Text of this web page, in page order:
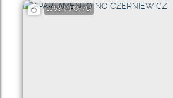
1658 (AP0776)